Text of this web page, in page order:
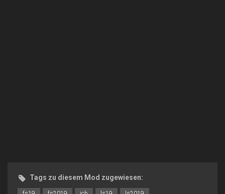
Tags zu diesem Mod zugewiesen: